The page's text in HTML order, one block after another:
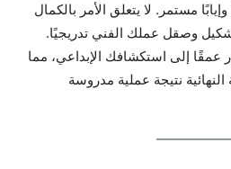
مستمر. لا يتعلق الأمر بالكمال
وصقل عملك الفني تدريجيًا.
عمقًا إلى استكشافك الإبداعي، مما
نتيجة عملية مدروسة